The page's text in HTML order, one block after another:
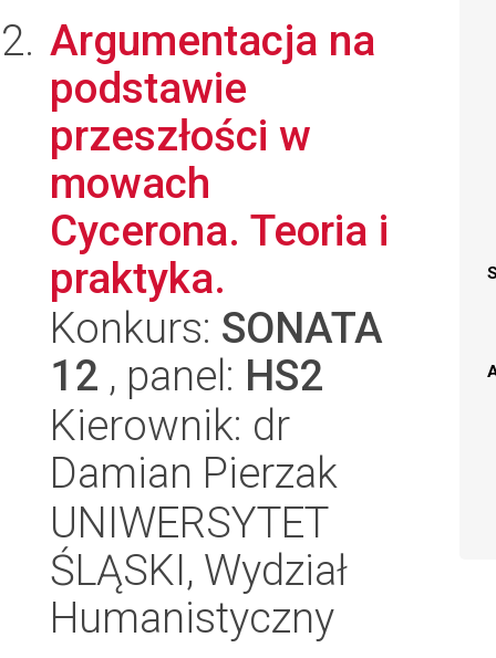
Argumentacja na
podstawie
przeszłości w
mowach
Cycerona. Teoria i
praktyka.
Konkurs: SONATA
12 , panel: HS2
Kierownik: dr
Damian Pierzak
UNIWERSYTET
ŚLĄSKI, Wydział
Humanistyczny